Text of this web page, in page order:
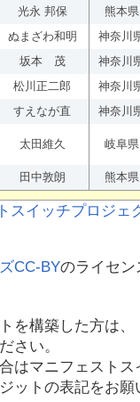
光永 邦保 熊本県
ぬまざわ和明 神奈川
坂本 茂 神奈川
松川正二郎 神奈川
すえなが直 神奈川
太田維久 岐阜県
田中敦朗 熊本県
CC-BYのライセン
を構築した方は、
さい。
はマニフェストス
ットの表記をお願